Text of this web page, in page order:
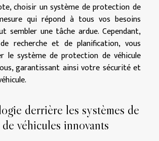
choisir un système de protection de
qui répond à tous vos besoins
sembler une tâche ardue. Cependant,
recherche et de planification, vous
le système de protection de véhicule
garantissant ainsi votre sécurité et
derrière les systèmes de
véhicules innovants